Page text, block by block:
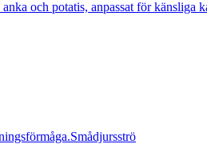
Smådjursströ